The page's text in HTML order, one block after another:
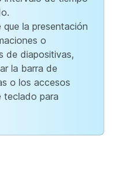
que la presentación
o
de diapositivas,
la barra de
o los accesos
teclado para